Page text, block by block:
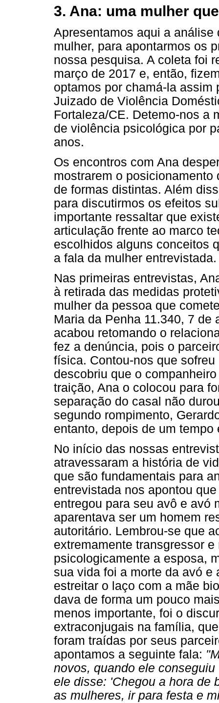
3. Ana: uma mulher
Apresentamos aqui a
mulher, para apontarmos os
nossa pesquisa. A coleta foi
março de 2017 e, então,
optamos por chamá-la assim
Juizado de Violência
Fortaleza/CE. Detemo-nos a
de violência psicológica por
anos.
Os encontros com Ana
mostrarem o
de formas distintas. Além
para discutirmos os efeitos
importante ressaltar que
articulação frente ao marco
escolhidos alguns conceitos
a fala da mulher entrevistada.
Nas primeiras entrevistas,
à retirada das medidas
mulher da pessoa que
Maria da Penha 11.340, 7 de
acabou retomando o
fez a denúncia, pois o
física. Contou-nos que
descobriu que o
traição, Ana o colocou para
separação do casal não
segundo rompimento,
entanto, depois de um
No início das nossas
atravessaram a história de
que são fundamentais para
entrevistada nos apontou
entregou para seu avô e avó
aparentava ser um homem
autoritário. Lembrou-se que
extremamente transgressor
psicologicamente a esposa,
sua vida foi a morte da avó
estreitar o laço com a mãe
dava de forma um pouco
menos importante, foi o
extraconjugais na família,
foram traídas por seus
apontamos a seguinte fala:
novos, quando ele
ele disse: 'Chegou a hora de
as mulheres, ir para festa e